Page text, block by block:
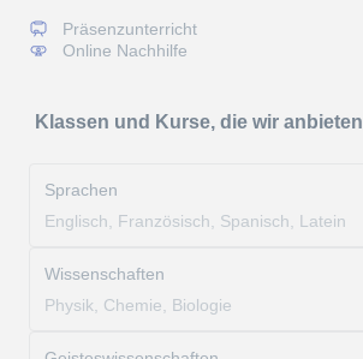
Präsenzunterricht
Online Nachhilfe
Klassen und Kurse, die wir anbieten
Sprachen
Englisch, Französisch, Spanisch, Latein
Wissenschaften
Physik, Chemie, Biologie